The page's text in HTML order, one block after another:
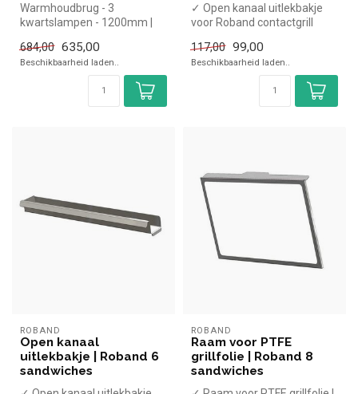
Warmhoudbrug - 3
kwartslampen - 1200mm |
de horeca....
684,00 635,00
Beschikbaarheid laden..
✓ Open kanaal uitlekbakje
voor Roband contactgrill
117,00 99,00
Beschikbaarheid laden..
ROBAND
Open kanaal
uitlekbakje | Roband 6
sandwiches
ROBAND
Raam voor PTFE
grillfolie | Roband 8
sandwiches